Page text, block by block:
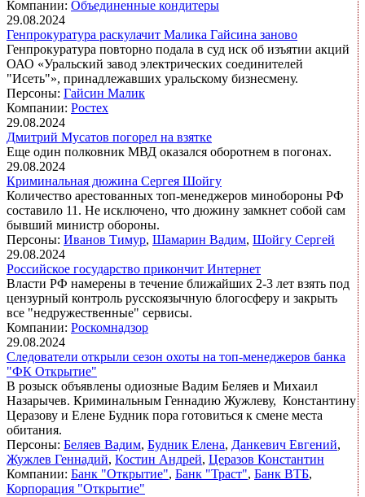
Компании: Объединенные кондитеры
29.08.2024
Генпрокуратура раскулачит Малика Гайсина заново
Генпрокуратура повторно подала в суд иск об изъятии акций
ОАО «Уральский завод электрических соединителей
"Исеть"», принадлежавших уральскому бизнесмену.
Персоны: Гайсин Малик
Компании: Ростех
29.08.2024
Дмитрий Мусатов погорел на взятке
Еще один полковник МВД оказался оборотнем в погонах.
29.08.2024
Криминальная дюжина Сергея Шойгу
Количество арестованных топ-менеджеров минобороны РФ
составило 11. Не исключено, что дюжину замкнет собой сам
бывший министр обороны.
Персоны: Иванов Тимур, Шамарин Вадим, Шойгу Сергей
29.08.2024
Российское государство прикончит Интернет
Власти РФ намерены в течение ближайших 2-3 лет взять под
цензурный контроль русскоязычную блогосферу и закрыть
все "недружественные" сервисы.
Компании: Роскомнадзор
29.08.2024
Следователи открыли сезон охоты на топ-менеджеров банка
"ФК Открытие"
В розыск объявлены одиозные Вадим Беляев и Михаил
Назарычев. Криминальным Геннадию Жужлеву, Константину
Церазову и Елене Будник пора готовиться к смене места
обитания.
Персоны: Беляев Вадим, Будник Елена, Данкевич Евгений,
Жужлев Геннадий, Костин Андрей, Церазов Константин
Компании: Банк "Открытие", Банк "Траст", Банк ВТБ,
Корпорация "Открытие"